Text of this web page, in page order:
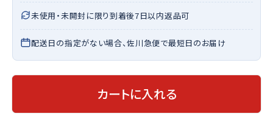
未使用・未開封に限り到着後7日以内返品可
配送日の指定がない場合、佐川急便で最短日のお届け
カートに入れる